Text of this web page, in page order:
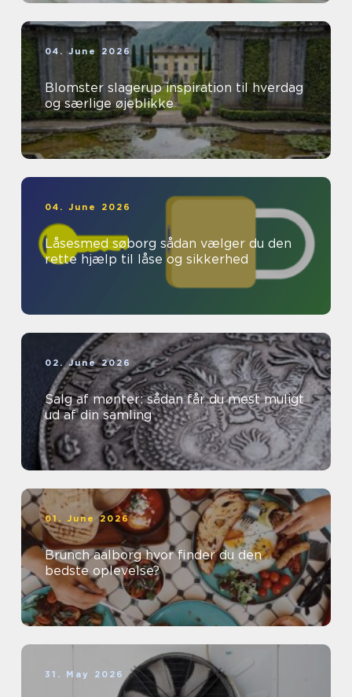
04. June 2026
Blomster slagerup inspiration til hverdag
og særlige øjeblikke
04. June 2026
Låsesmed søborg sådan vælger du den
rette hjælp til låse og sikkerhed
02. June 2026
Salg af mønter: sådan får du mest muligt
ud af din samling
01. June 2026
Brunch aalborg hvor finder du den
bedste oplevelse?
31. May 2026